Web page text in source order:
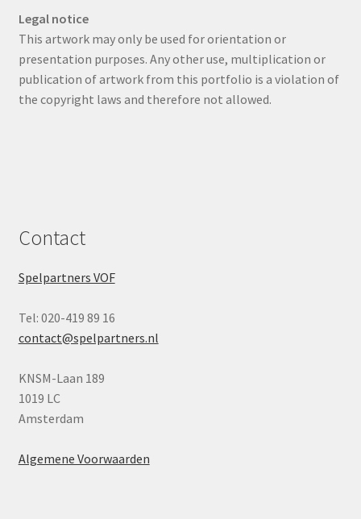
Legal notice
This artwork may only be used for orientation or
presentation purposes. Any other use, multiplication or
publication of artwork from this portfolio is a violation of
the copyright laws and therefore not allowed.
Contact
Spelpartners VOF
Tel: 020-419 89 16
contact@spelpartners.nl
KNSM-Laan 189
1019 LC
Amsterdam
Algemene Voorwaarden